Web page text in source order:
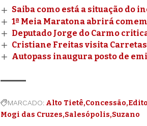
Saiba como está a situação do
1ª Meia Maratona abrirá
Deputado Jorge do Carmo
Cristiane Freitas visita Carretas
Autopass inaugura posto de
MARCADO: Alto Tietê Concessão
Mogi das Cruzes Salesópolis Suzano